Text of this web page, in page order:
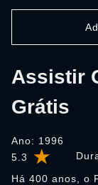
5.3
Assistir
Grátis
Ano: 1996
Há 400 anos, o